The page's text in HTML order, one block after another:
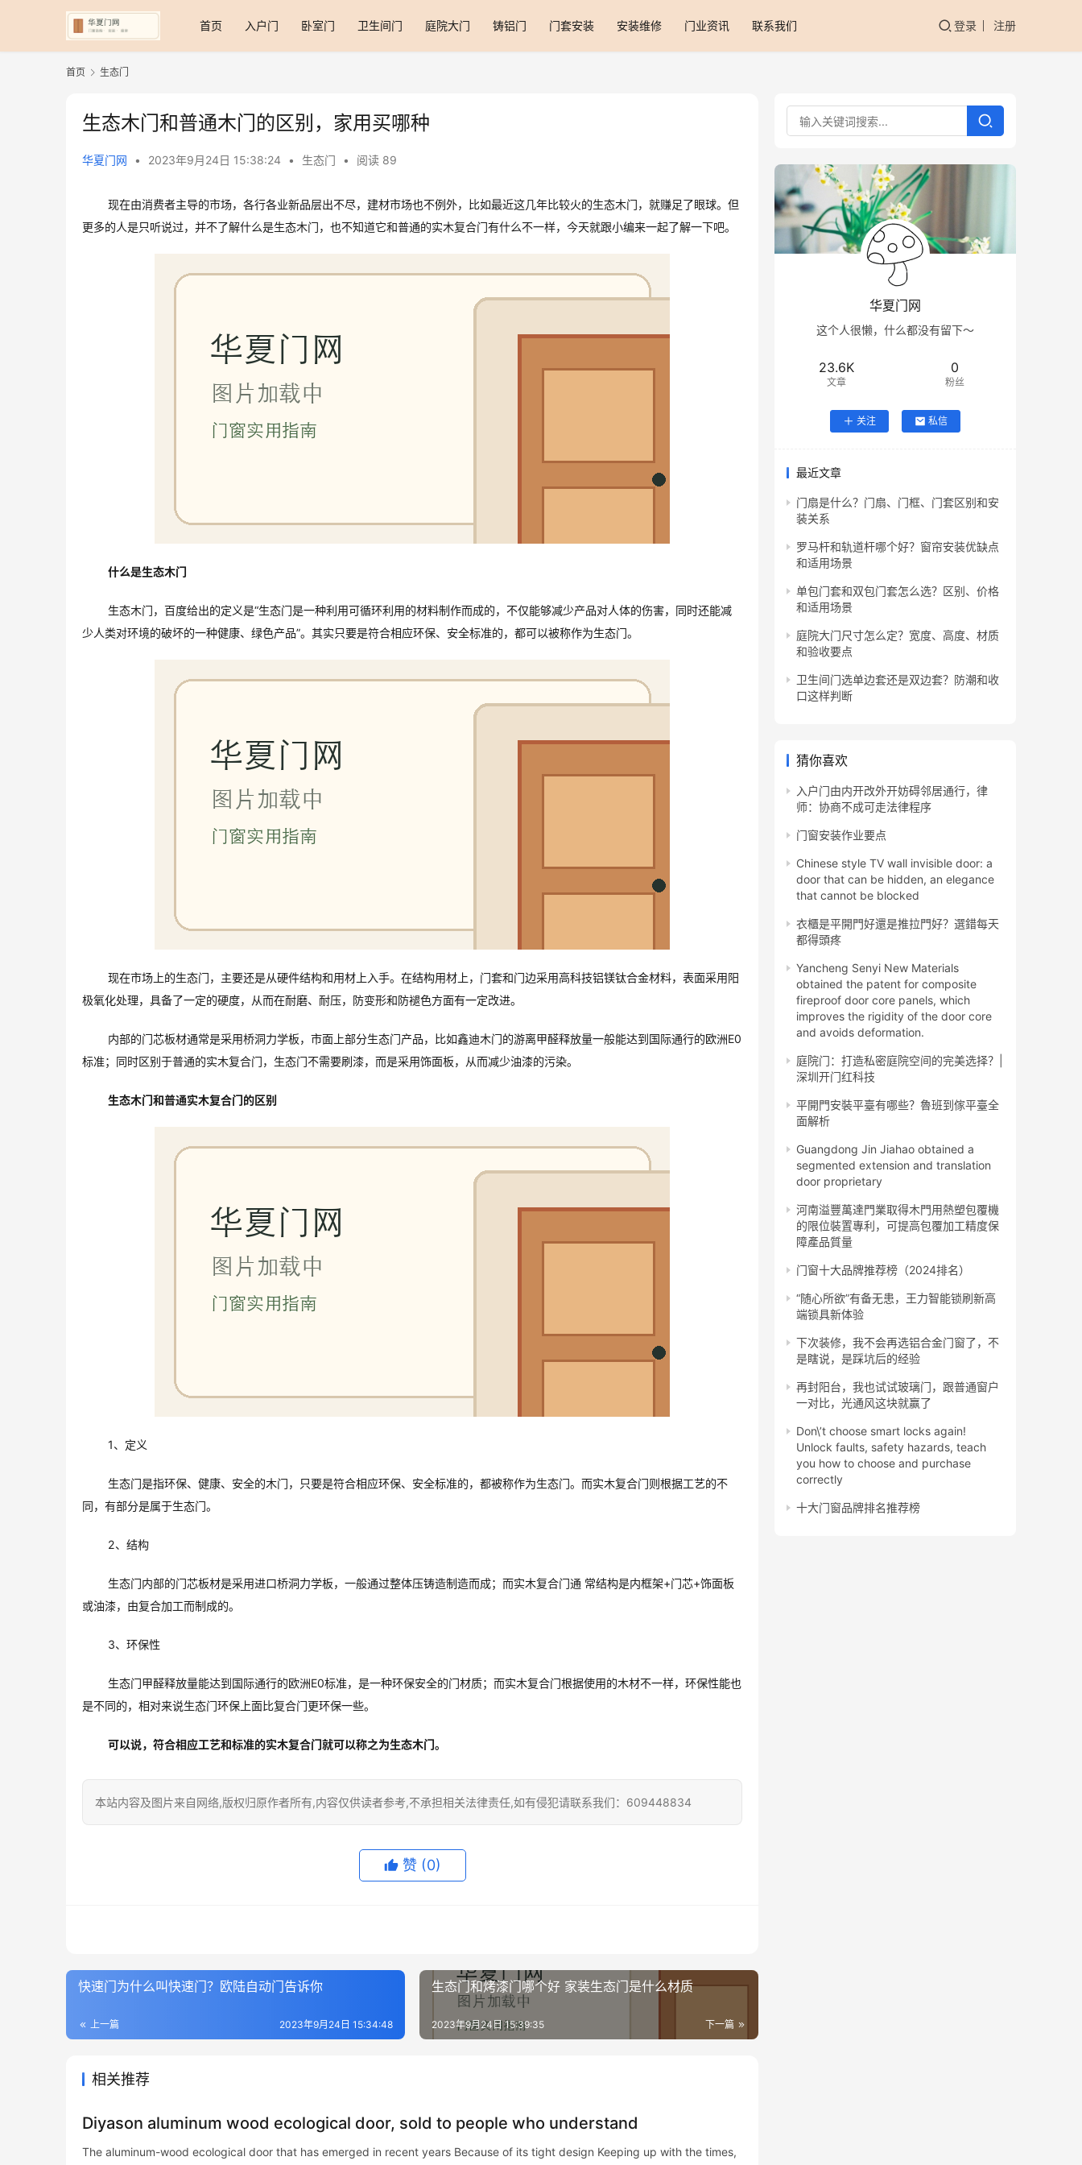
首页 入户门 卧室门 卫生间门 庭院大门 铸铝门 门套安装 安装维修 门业资讯 联系我们 登录 注册
首页 生态门
生态木门和普通木门的区别，家用买哪种
华夏门网 • 2023年9月24日 15:38:24 • 生态门 • 阅读 89
现在由消费者主导的市场，各行各业新品层出不尽，建材市场也不例外，比如最近这几年比较火的生态木门，就赚足了眼球。但
更多的人是只听说过，并不了解什么是生态木门，也不知道它和普通的实木复合门有什么不一样，今天就跟小编来一起了解一下吧。
什么是生态木门
生态木门，百度给出的定义是“生态门是一种利用可循环利用的材料制作而成的，不仅能够减少产品对人体的伤害，同时还能减
少人类对环境的破坏的一种健康、绿色产品”。其实只要是符合相应环保、安全标准的，都可以被称作为生态门。
现在市场上的生态门，主要还是从硬件结构和用材上入手。在结构用材上，门套和门边采用高科技铝镁钛合金材料，表面采用阳
极氧化处理，具备了一定的硬度，从而在耐磨、耐压，防变形和防褪色方面有一定改进。
内部的门芯板材通常是采用桥洞力学板，市面上部分生态门产品，比如鑫迪木门的游离甲醛释放量一般能达到国际通行的欧洲E0
标准；同时区别于普通的实木复合门，生态门不需要刷漆，而是采用饰面板，从而减少油漆的污染。
生态木门和普通实木复合门的区别
1、定义
生态门是指环保、健康、安全的木门，只要是符合相应环保、安全标准的，都被称作为生态门。而实木复合门则根据工艺的不
同，有部分是属于生态门。
2、结构
生态门内部的门芯板材是采用进口桥洞力学板，一般通过整体压铸造制造而成；而实木复合门通 常结构是内框架+门芯+饰面板
或油漆，由复合加工而制成的。
3、环保性
生态门甲醛释放量能达到国际通行的欧洲E0标准，是一种环保安全的门材质；而实木复合门根据使用的木材不一样，环保性能也
是不同的，相对来说生态门环保上面比复合门更环保一些。
可以说，符合相应工艺和标准的实木复合门就可以称之为生态木门。
本站内容及图片来自网络,版权归原作者所有,内容仅供读者参考,不承担相关法律责任,如有侵犯请联系我们：609448834
赞 (0)
快速门为什么叫快速门？欧陆自动门告诉你
上一篇 2023年9月24日 15:34:48
生态门和烤漆门哪个好 家装生态门是什么材质
下一篇
2023年9月24日 15:39:35
相关推荐
Diyason aluminum wood ecological door, sold to people who understand
The aluminum-wood ecological door that has emerged in recent years Because of its tight design Keeping up with the times,
华夏门网
这个人很懒，什么都没有留下～
23.6K
文章
0
粉丝
关注 私信
最近文章
门扇是什么？门扇、门框、门套区别和安
装关系
罗马杆和轨道杆哪个好？窗帘安装优缺点
和适用场景
单包门套和双包门套怎么选？区别、价格
和适用场景
庭院大门尺寸怎么定？宽度、高度、材质
和验收要点
卫生间门选单边套还是双边套？防潮和收
口这样判断
猜你喜欢
入户门由内开改外开妨碍邻居通行，律
师：协商不成可走法律程序
门窗安装作业要点
Chinese style TV wall invisible door: a
door that can be hidden, an elegance
that cannot be blocked
衣櫃是平開門好還是推拉門好？選錯每天
都得頭疼
Yancheng Senyi New Materials
obtained the patent for composite
fireproof door core panels, which
improves the rigidity of the door core
and avoids deformation.
庭院门：打造私密庭院空间的完美选择？|
深圳开门红科技
平開門安裝平臺有哪些？魯班到傢平臺全
面解析
Guangdong Jin Jiahao obtained a
segmented extension and translation
door proprietary
河南溢豐萬達門業取得木門用熱塑包覆機
的限位裝置專利，可提高包覆加工精度保
障產品質量
门窗十大品牌推荐榜（2024排名）
“随心所欲”有备无患，王力智能锁刷新高
端锁具新体验
下次装修，我不会再选铝合金门窗了，不
是瞎说，是踩坑后的经验
再封阳台，我也试试玻璃门，跟普通窗户
一对比，光通风这块就赢了
Don\’t choose smart locks again!
Unlock faults, safety hazards, teach
you how to choose and purchase
correctly
十大门窗品牌排名推荐榜